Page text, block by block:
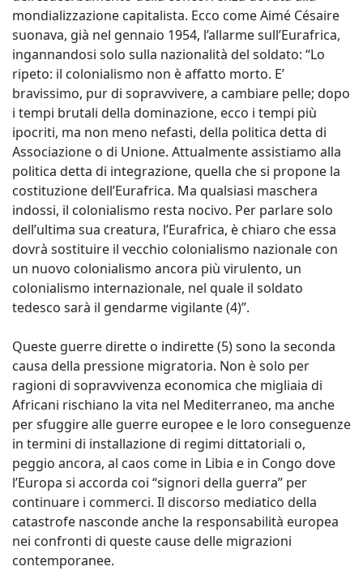
mondializzazione capitalista. Ecco come Aimé Césaire
suonava, già nel gennaio 1954, l’allarme sull’Eurafrica,
ingannandosi solo sulla nazionalità del soldato: “Lo
ripeto: il colonialismo non è affatto morto. E’
bravissimo, pur di sopravvivere, a cambiare pelle; dopo
i tempi brutali della dominazione, ecco i tempi più
ipocriti, ma non meno nefasti, della politica detta di
Associazione o di Unione. Attualmente assistiamo alla
politica detta di integrazione, quella che si propone la
costituzione dell’Eurafrica. Ma qualsiasi maschera
indossi, il colonialismo resta nocivo. Per parlare solo
dell’ultima sua creatura, l’Eurafrica, è chiaro che essa
dovrà sostituire il vecchio colonialismo nazionale con
un nuovo colonialismo ancora più virulento, un
colonialismo internazionale, nel quale il soldato
tedesco sarà il gendarme vigilante (4)”.
Queste guerre dirette o indirette (5) sono la seconda
causa della pressione migratoria. Non è solo per
ragioni di sopravvivenza economica che migliaia di
Africani rischiano la vita nel Mediterraneo, ma anche
per sfuggire alle guerre europee e le loro conseguenze
in termini di installazione di regimi dittatoriali o,
peggio ancora, al caos come in Libia e in Congo dove
l’Europa si accorda coi “signori della guerra” per
continuare i commerci. Il discorso mediatico della
catastrofe nasconde anche la responsabilità europea
nei confronti di queste cause delle migrazioni
contemporanee.